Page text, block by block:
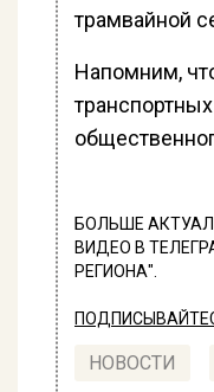
трамвайной
Напомним,
БОЛЬШЕ
ВИДЕО В
РЕГИОНА".
НОВОСТИ